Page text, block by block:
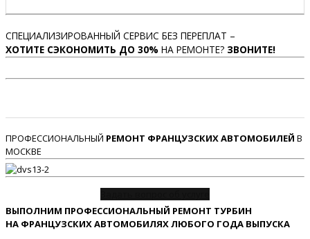
СПЕЦИАЛИЗИРОВАННЫЙ СЕРВИС БЕЗ ПЕРЕПЛАТ –
ХОТИТЕ СЭКОНОМИТЬ ДО 30% НА РЕМОНТЕ? ЗВОНИТЕ!
ПРОФЕССИОНАЛЬНЫЙ РЕМОНТ ФРАНЦУЗСКИХ АВТОМОБИЛЕЙ В
МОСКВЕ
ВЫПОЛНИМ ПРОФЕССИОНАЛЬНЫЙ РЕМОНТ ТУРБИН
НА ФРАНЦУЗСКИХ АВТОМОБИЛЯХ ЛЮБОГО ГОДА ВЫПУСКА